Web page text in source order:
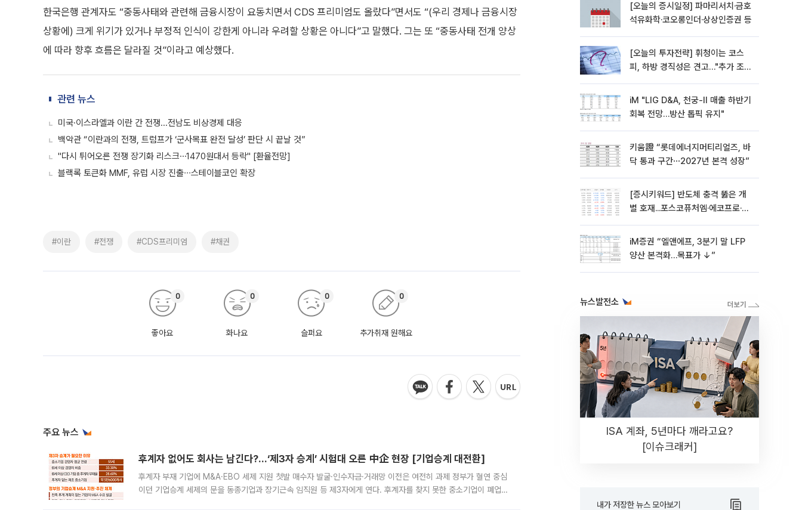
한국은행 관계자도 “중동사태와 관련해 금융시장이 요동치면서 CDS 프리미엄도 올랐다”면서도 “(우리 경제나 금융시장
상황에) 크게 위기가 있거나 부정적 인식이 강한게 아니라 우려할 상황은 아니다”고 말했다. 그는 또 “중동사태 전개 양상
에 따라 향후 흐름은 달라질 것”이라고 예상했다.
관련 뉴스
미국·이스라엘과 이란 간 전쟁...전남도 비상경제 대응
백악관 “이란과의 전쟁, 트럼프가 ‘군사목표 완전 달성’ 판단 시 끝날 것”
"다시 튀어오른 전쟁 장기화 리스크⋯1470원대서 등락" [환율전망]
블랙록 토큰화 MMF, 유럽 시장 진출∙∙∙스테이블코인 확장
#이란 #전쟁 #CDS프리미엄 #채권
좋아요
0
화나요
0
슬퍼요
0
추가취재 원해요
0
주요 뉴스
후계자 없어도 회사는 남긴다?…‘제3자 승계’ 시험대 오른 中企 현장 [기업승계 대전환]
후계자 부재 기업에 M&A·EBO 세제 지원 첫발 매수자 발굴·인수자금·거래망 이전은 여전히 과제 정부가 혈연 중심
이던 기업승계 세제의 문을 동종기업과 장기근속 임직원 등 제3자에게 연다. 후계자를 찾지 못한 중소기업이 폐업
[오늘의 증시일정] 파마리서치·금호
석유화학·코오롱인더·상상인증권 등
[오늘의 투자전략] 휘청이는 코스
피, 하방 경직성은 견고…"추가 조정
iM "LIG D&A, 천궁-II 매출 하반기
회복 전망…방산 톱픽 유지"
키움證 “롯데에너지머티리얼즈, 바
닥 통과 구간⋯2027년 본격 성장”
[증시키워드] 반도체 충격 뚫은 개
별 호재...포스코퓨처엠·에코프로·한
iM증권 “엘앤에프, 3분기 말 LFP
양산 본격화…목표가 ↓”
뉴스발전소
ISA 계좌, 5년마다 깨라고요?
[이슈크래커]
내가 저장한 뉴스 모아보기